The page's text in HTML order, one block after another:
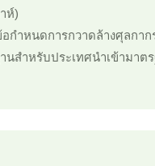
ห์)
กำหนดการกวาดล้างศุลกาก
สำหรับประเทศนำเข้ามาต